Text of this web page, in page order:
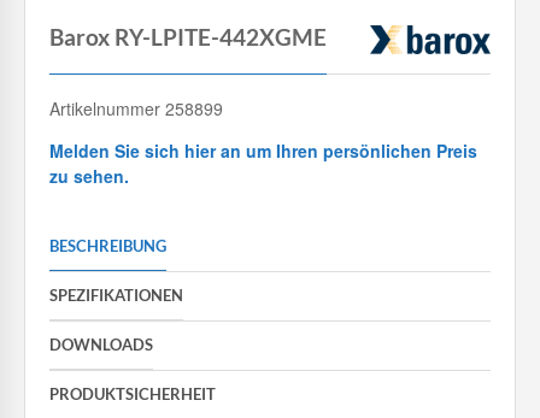
Barox RY-LPITE-442XGME
Artikelnummer 258899
Melden Sie sich hier an um Ihren persönlichen Preis
zu sehen.
BESCHREIBUNG
SPEZIFIKATIONEN
DOWNLOADS
PRODUKTSICHERHEIT